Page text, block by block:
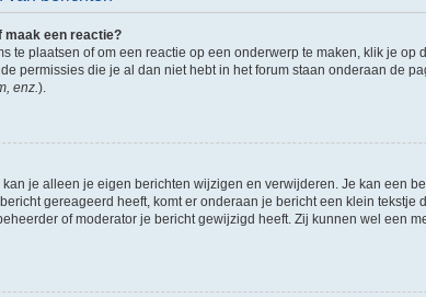
maak een reactie?
te plaatsen of om een reactie op een onderwerp te maken, klik je
permissies die je al dan niet hebt in het forum staan onderaan de
enz.).
je alleen je eigen berichten wijzigen en verwijderen. Je kan een
gereageerd heeft, komt er onderaan je bericht een klein
of moderator je bericht gewijzigd heeft. Zij kunnen wel